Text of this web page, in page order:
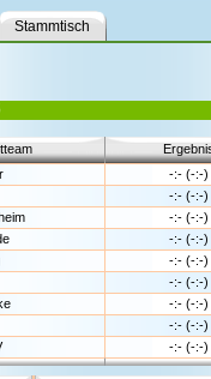
Stammtisch
-:- (-:-)
-:- (-:-)
-:- (-:-)
-:- (-:-)
-:- (-:-)
-:- (-:-)
-:- (-:-)
-:- (-:-)
-:- (-:-)